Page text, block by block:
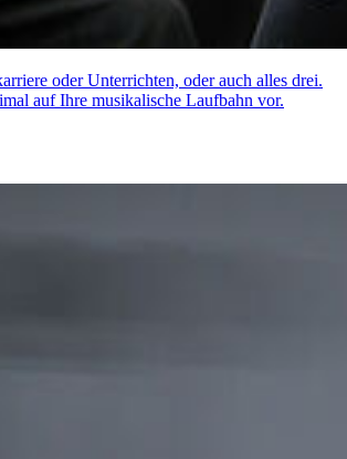
oder Unterrichten, oder auch alles drei.
auf Ihre musikalische Laufbahn vor.